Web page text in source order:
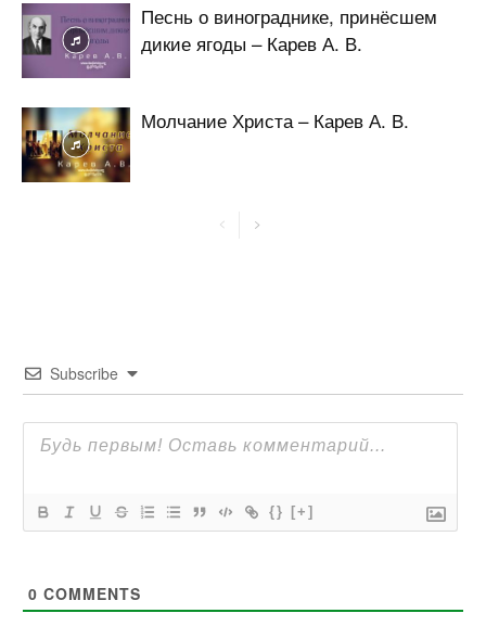
Песнь о винограднике, принёсшем
дикие ягоды – Карев А. В.
Молчание Христа – Карев А. В.
Subscribe
{} [+]
0 COMMENTS